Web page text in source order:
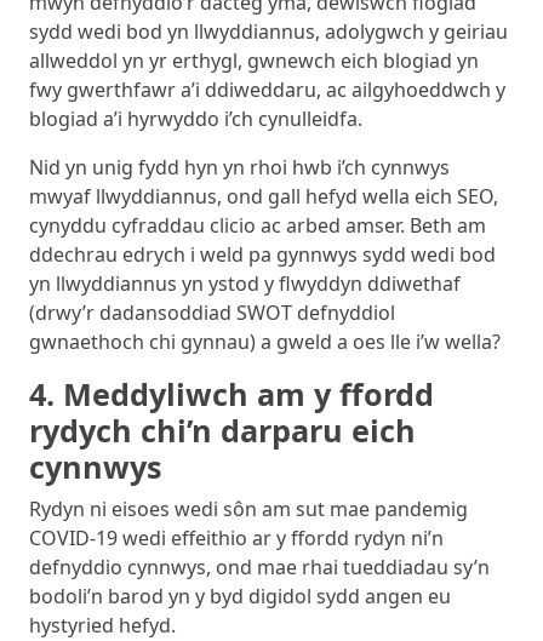
sydd wedi bod yn llwyddiannus, adolygwch y geiriau
allweddol yn yr erthygl, gwnewch eich blogiad yn
fwy gwerthfawr a’i ddiweddaru, ac ailgyhoeddwch y
blogiad a’i hyrwyddo i’ch cynulleidfa.
Nid yn unig fydd hyn yn rhoi hwb i’ch cynnwys
mwyaf llwyddiannus, ond gall hefyd wella eich SEO,
cynyddu cyfraddau clicio ac arbed amser. Beth am
ddechrau edrych i weld pa gynnwys sydd wedi bod
yn llwyddiannus yn ystod y flwyddyn ddiwethaf
(drwy’r dadansoddiad SWOT defnyddiol
gwnaethoch chi gynnau) a gweld a oes lle i’w wella?
4. Meddyliwch am y ffordd
rydych chi’n darparu eich
cynnwys
Rydyn ni eisoes wedi sôn am sut mae pandemig
COVID-19 wedi effeithio ar y ffordd rydyn ni’n
defnyddio cynnwys, ond mae rhai tueddiadau sy’n
bodoli’n barod yn y byd digidol sydd angen eu
hystyried hefyd.